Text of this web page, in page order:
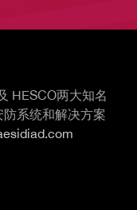
HESCO两大知名
系统和解决方案